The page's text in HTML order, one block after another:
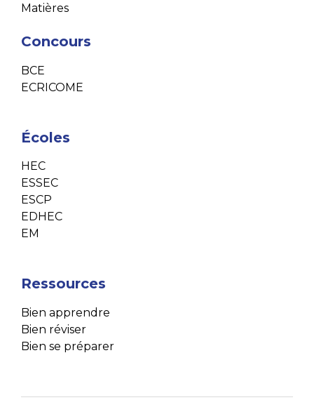
Matières
Concours
BCE
ECRICOME
Écoles
HEC
ESSEC
ESCP
EDHEC
EM
Ressources
Bien apprendre
Bien réviser
Bien se préparer